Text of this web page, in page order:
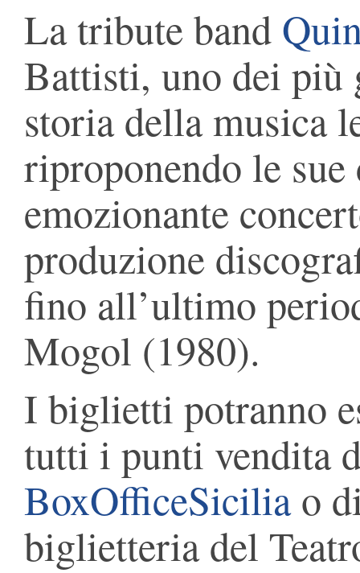
La tribute band
Battisti, uno dei
storia della musica
riproponendo le
emozionante
produzione
fino all’ultimo
Mogol (1980).
I biglietti potranno
tutti i punti vendita
BoxOfficeSiciliao
biglietteria del